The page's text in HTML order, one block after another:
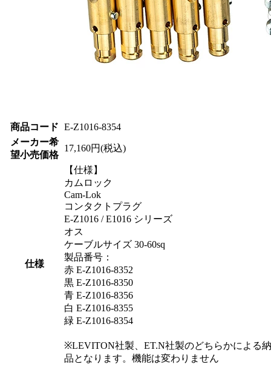
商品コード E-Z1016-8354
メーカー希
望小売価格
17,160円(税込)
仕様
【仕様】
カムロック
Cam-Lok
コンタクトプラグ
E-Z1016 / E1016 シリーズ
オス
ケーブルサイズ 30-60sq
製品番号：
赤 E-Z1016-8352
黒 E-Z1016-8350
青 E-Z1016-8356
白 E-Z1016-8355
緑 E-Z1016-8354
※LEVITON社製、ET.N社製のどちらかによる納
品となります。機能は変わりません